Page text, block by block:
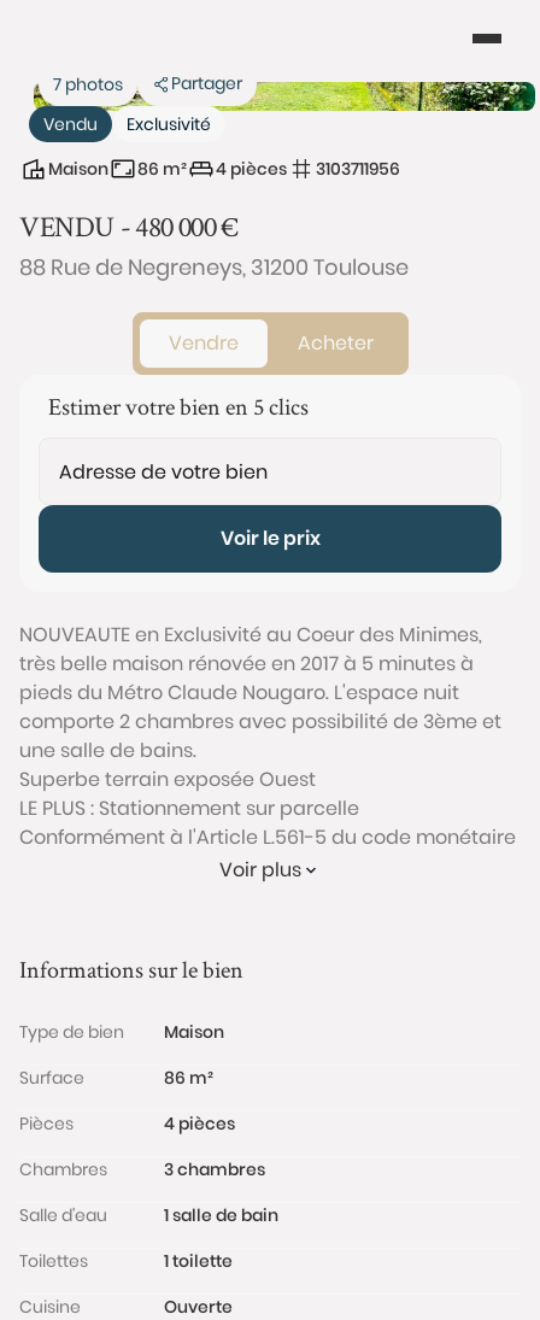
Vendu Exclusivité
7 photos Partager
Maison 86 m² 4 pièces 3103711956
VENDU -480 000€
88 Rue de Negreneys, 31200 Toulouse
Vendre Acheter
Estimer votre bien en 5 clics
Voir le prix
NOUVEAUTE en Exclusivité au Coeur des Minimes,
très belle maison rénovée en 2017 à 5 minutes à
pieds du Métro Claude Nougaro. L'espace nuit
comporte 2 chambres avec possibilité de 3ème et
une salle de bains.
Superbe terrain exposée Ouest
LE PLUS : Stationnement sur parcelle
Conformément à l'Article L.561-5 du code monétaire
et financier, veuillez noter qu'une pièce d'identité
Les informations sur les risques auxquels ce bien est
www.georisques.gouv.fr
Voir plus
Informations sur le bien
Type de bien
Maison
Surface
86 m²
Pièces
4 pièces
Chambres
3 chambres
Salle d'eau
1 salle de bain
Toilettes
1 toilette
Cuisine
Ouverte